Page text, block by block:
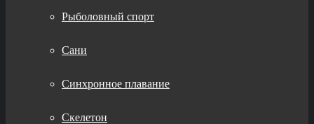
Рыболовный спорт
Сани
Синхронное плавание
Скелетон